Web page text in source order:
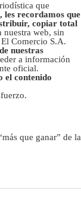
que
les recordamos que
copiar total
nuestra web, sin
Comercio S.A.
nuestras
a información
oficial.
el contenido
que ganar” de la